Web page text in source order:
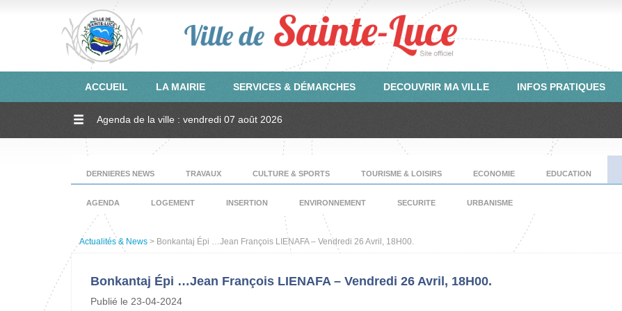
ACCUEIL LA MAIRIE SERVICES & DÉMARCHES DECOUVRIR MA VILLE INFOS PRATIQUES
Agenda de la ville : vendredi 07 août 2026
DERNIERES NEWS TRAVAUX CULTURE & SPORTS TOURISME & LOISIRS ECONOMIE EDUCATION
AGENDA LOGEMENT INSERTION ENVIRONNEMENT SECURITE URBANISME
Actualités & News > Bonkantaj Épi …Jean François LIENAFA – Vendredi 26 Avril, 18H00.
Bonkantaj Épi …Jean François LIENAFA – Vendredi 26 Avril, 18H00.
Publié le 23-04-2024